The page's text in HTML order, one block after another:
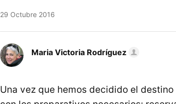
29 Octubre 2016
Maria Victoria Rodríguez
Una vez que hemos decidido el